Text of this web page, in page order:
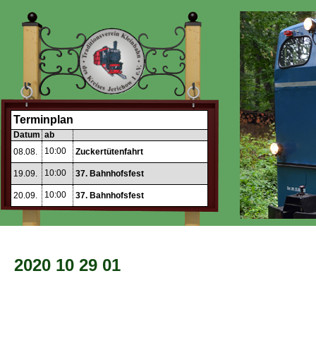
Terminplan
Datum ab
08.08.
10:00 Zuckertütenfahrt
19.09. 10:00 37. Bahnhofsfest
20.09. 10:00 37. Bahnhofsfest
2020 10 29 01